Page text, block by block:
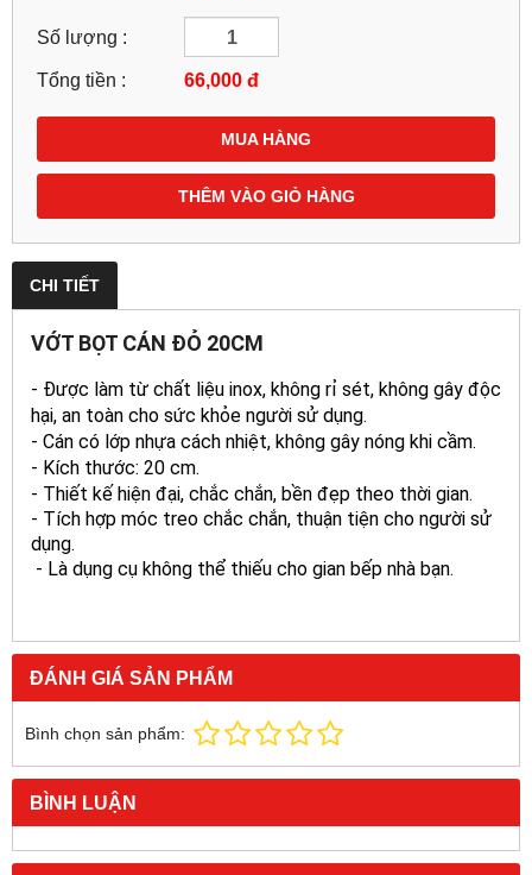
Số lượng :
Tổng tiền : 66,000 đ
MUA HÀNG
THÊM VÀO GIỎ HÀNG
CHI TIẾT
VỚT BỌT CÁN ĐỎ 20CM
- Được làm từ chất liệu inox, không rỉ sét, không gây độc
hại, an toàn cho sức khỏe người sử dụng.
- Cán có lớp nhựa cách nhiệt, không gây nóng khi cầm.
- Kích thước: 20 cm.
- Thiết kế hiện đại, chắc chắn, bền đẹp theo thời gian.
- Tích hợp móc treo chắc chắn, thuận tiện cho người sử
dụng.
- Là dụng cụ không thể thiếu cho gian bếp nhà bạn.
ĐÁNH GIÁ SẢN PHẨM
Bình chọn sản phẩm:
BÌNH LUẬN